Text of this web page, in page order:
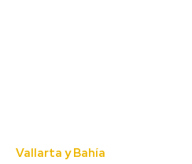
Vallarta y Bahía